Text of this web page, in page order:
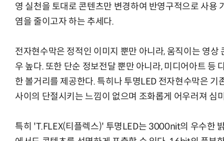
영 실천을 토대로 콘텐츠만 변경하여 반영구적으로 사용
염을 줄이고자 하는 추세다.
전자현수막은 정적인 이미지 뿐만 아니라, 움직이는 영
우 높다. 또한 단순 정보전달 뿐만 아니라, 미디어아트 등
한 볼거리를 제공한다. 특히나 투명LED 전자현수막은 기
사이의 단절시키는 느낌이 없으며 조화롭게 어우러져 심
특히 'T.FLEX(티플렉스)' 투명LED는 3000nit의 우수한